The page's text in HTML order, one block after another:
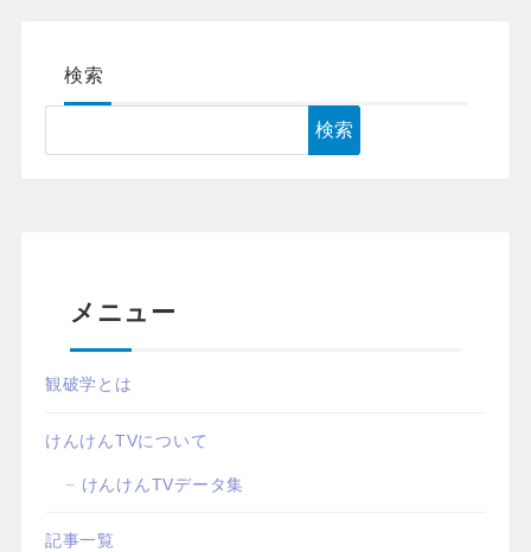
検索
検索
メニュー
観破学とは
けんけんTVについて
けんけんTVデータ集
記事一覧